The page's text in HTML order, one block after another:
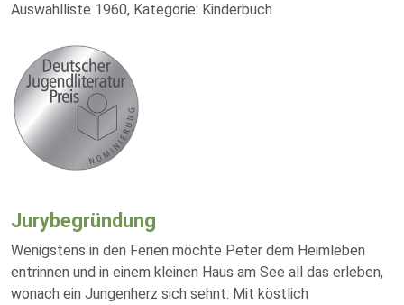
Auswahlliste 1960, Kategorie: Kinderbuch
Jurybegründung
Wenigstens in den Ferien möchte Peter dem Heimleben
entrinnen und in einem kleinen Haus am See all das erleben,
wonach ein Jungenherz sich sehnt. Mit köstlich